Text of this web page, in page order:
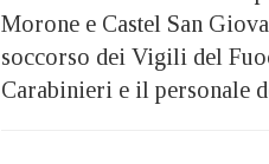
Morone e Castel San
soccorso dei Vigili del
Carabinieri e il personale